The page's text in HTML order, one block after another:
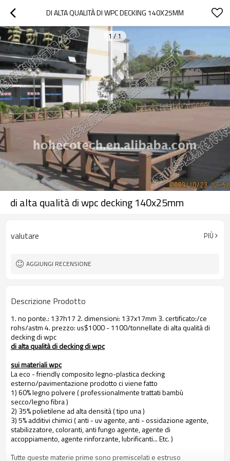
DI ALTA QUALITÀ DI WPC DECKING 140X25MM
1 /1
di alta qualità di wpc decking 140x25mm
valutare PIÙ
AGGIUNGI RECENSIONE
Descrizione Prodotto
1. no ponte.: 137h17 2. dimensioni: 137x17mm 3. certificato:/ce
rohs/astm 4. prezzo: us$1000 - 1100/tonnellate di alta qualità di
decking di wpc
di alta qualità di decking di wpc
sui materiali wpc
La eco - friendly composito legno-plastica decking
esterno/pavimentazione prodotto ci viene fatto
1) 60% legno polvere ( professionalmente trattati bambù
secco/legno fibra )
2) 35% polietilene ad alta densità ( tipo una )
3) 5% additivi chimici ( anti - uv agente, anti - ossidazione agente,
stabilizzatore, coloranti, anti fungo agente, agente di
accoppiamento, agente rinforzante, lubrificanti... Etc. )
Tutte queste materie prime sono premiscelati e estruso